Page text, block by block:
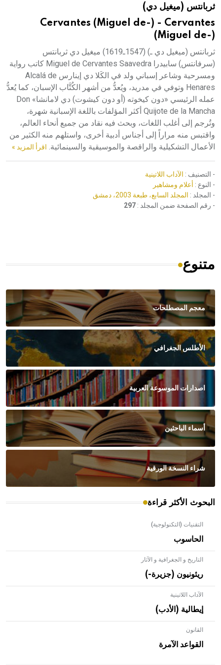
هيئة الموسوعة العربية تطلق موسوعات جديدة في عام 2026ثربانتس (ميغيل دي)
Cervantes (Miguel de-) - Cervantes
(Miguel de-)
ثربانتس (ميغيل دي ـ) (1547ـ1619) ميغيل دي ثربانتس
(سرفانتس) سابيدرا Miguel de Cervantes Saavedra كاتب رواية
ومسرحية وشاعر إسباني ولد في الكَلا دي إينارس Alcalá de
Henares وتوفي في مدريد، ويُعدُّ من أشهر الكُتَّاب الإسبان، كما يُعدُّ
عمله الرئيسي «دون كيخوته (أو دون كيشوت) دي لامانشا» Don
Quijote de la Mancha أكثر المؤلفات باللغة الإسبانية شهرة،
وتُرجم إلى أغلب اللغات، وبحث فيه نقاد من جميع أنحاء العالم،
واقتبس منه مراراً إلى أجناس أدبية أخرى، واستلهم منه الكثير من
الأعمال التشكيلية والراقصة والموسيقية والسينمائية. اقرأ المزيد »
- التصنيف : الآداب اللاتينية
- النوع : أعلام ومشاهير
- المجلد : المجلد السابع، طبعة 2003، دمشق
- رقم الصفحة ضمن المجلد : 297
متنوع
معجم المصطلحات
الأطلس الجغرافي
اصدارات الموسوعة العربية
أسماء الباحثين
شراء النسخة الورقية
البحوث الأكثر قراءة
التقنيات (التكنولوجية)
الحاسوب
التاريخ و الجغرافية و الآثار
ريئونيون (جزيرة-)
الآداب اللاتينية
إيطالية (الأدب)
القانون
القواعد الآمرة
- هل تعلم أن الأبلق نوع من الفنون الهندسية التي ارتبطت
بالعمارة الإسلامية في بلاد الشام ومصر خاصة، حيث يحرص
المعمار على بناء مداميكه وخاصة في الواجهات